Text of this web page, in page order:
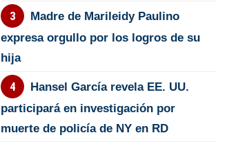
Madre de Marileidy Paulino
expresa orgullo por los logros de su
hija
Hansel García revela EE. UU.
participará en investigación por
muerte de policía de NY en RD